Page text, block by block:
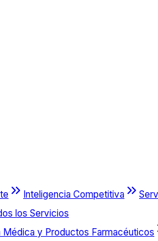
Inteligencia Competitiva
los Servicios
Médica y Productos Farmacéuticos